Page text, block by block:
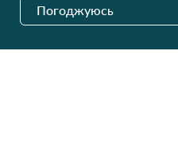
Погоджуюсь